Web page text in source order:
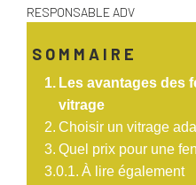
RESPONSABLE ADV
SOMMAIRE
Les avantages des
vitrage
Choisir un vitrage
Quel prix pour une
À lire également